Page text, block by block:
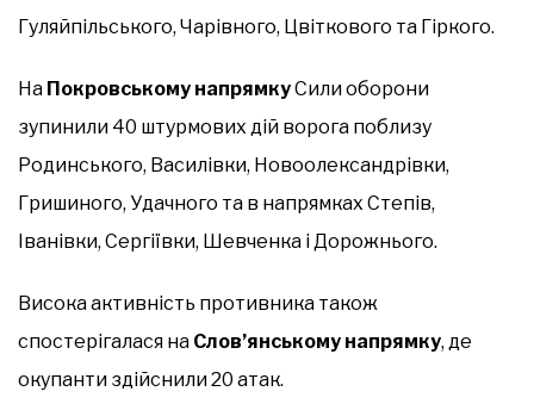
Гуляйпільського, Чарівного, Цвіткового та Гіркого.
На Покровському напрямкуСили оборони
зупинили 40 штурмових дій ворога поблизу
Родинського, Василівки, Новоолександрівки,
Гришиного, Удачного та в напрямках Степів,
Іванівки, Сергіївки, Шевченка і Дорожнього.
Висока активність противника також
спостерігалася на Слов’янському напрямку, де
окупанти здійснили 20 атак.